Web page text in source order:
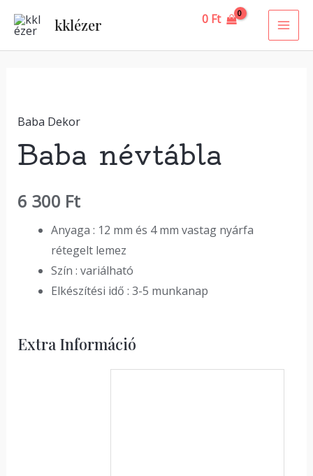
content
kklézer 0 Ft
Baba Dekor
Baba névtábla
6 300 Ft
Anyaga : 12 mm és 4 mm vastag nyárfa
rétegelt lemez
Szín : variálható
Elkészítési idő : 3-5 munkanap
Extra Információ
mennyiség